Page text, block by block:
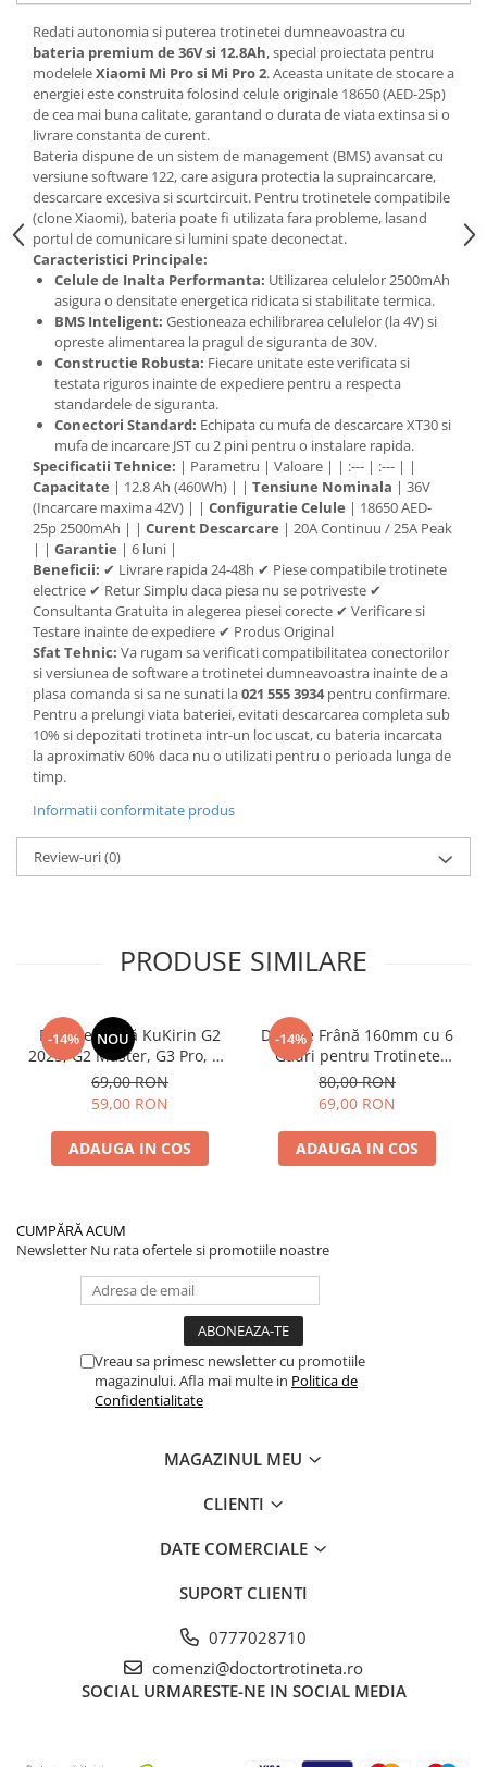
Accesorii
Trotinete electrice
Biciclete Electrice
Anvelope moto
Camere moto
Anvelope ATV
Cauciucuri bicicleta
Anvelope și Camere Utilaje
https://www.doctortrotineta.ro/plata-
tbi?
forceOriginalForEdit=1&preview=00681
Redati autonomia si puterea trotinetei dumneavoastra cu
bateria premium de 36V si 12.8Ah, special proiectata pentru
modeleleXiaomi Mi Pro si Mi Pro 2. Aceasta unitate de stocare a
energiei este construita folosind celule originale 18650 (AED-25p)
de cea mai buna calitate, garantand o durata de viata extinsa si o
livrare constanta de curent.
Bateria dispune de un sistem de management (BMS) avansat cu
versiune software 122, care asigura protectia la supraincarcare,
descarcare excesiva si scurtcircuit. Pentru trotinetele compatibile
(clone Xiaomi), bateria poate fi utilizata fara probleme, lasand
portul de comunicare si lumini spate deconectat.
Caracteristici Principale:
Celule de Inalta Performanta: Utilizarea celulelor 2500mAh
asigura o densitate energetica ridicata si stabilitate termica.
BMS Inteligent: Gestioneaza echilibrarea celulelor (la 4V) si
opreste alimentarea la pragul de siguranta de 30V.
Constructie Robusta: Fiecare unitate este verificata si
testata riguros inainte de expediere pentru a respecta
standardele de siguranta.
Conectori Standard: Echipata cu mufa de descarcare XT30 si
mufa de incarcare JST cu 2 pini pentru o instalare rapida.
Specificatii Tehnice: | Parametru | Valoare | | :--- | :--- | |
Capacitate | 12.8 Ah (460Wh) | | Tensiune Nominala | 36V
(Incarcare maxima 42V) | | Configuratie Celule | 18650 AED-
25p 2500mAh | | Curent Descarcare | 20A Continuu / 25A Peak
| | Garantie | 6 luni |
Beneficii: ✔ Livrare rapida 24-48h ✔ Piese compatibile trotinete
electrice ✔ Retur Simplu daca piesa nu se potriveste ✔
Consultanta Gratuita in alegerea piesei corecte ✔ Verificare si
Testare inainte de expediere ✔ Produs Original
Sfat Tehnic: Va rugam sa verificati compatibilitatea conectorilor
si versiunea de software a trotinetei dumneavoastra inainte de a
plasa comanda si sa ne sunati la021 555 3934pentru confirmare.
Pentru a prelungi viata bateriei, evitati descarcarea completa sub
10% si depozitati trotineta intr-un loc uscat, cu bateria incarcata
la aproximativ 60% daca nu o utilizati pentru o perioada lunga de
timp.
Informatii conformitate produs
Review-uri(0)
PRODUSE SIMILARE
-14% NOU
Plăcuțe Frână KuKirin G2
2025, G2 Master, G3 Pro, G4
– Set 2 Bucăți (Față sau
Spate) Premium
69,00 RON
59,00 RON
ADAUGA IN COS
-14%
Disc de Frână 160mm cu 6
Găuri pentru Trotinete
Electrice KuKirin G4 (Model
2025) și KuKirin G2 –
Performanță Premium
80,00 RON
69,00 RON
ADAUGA IN COS
CUMPĂRĂ ACUM
Newsletter Nu rata ofertele si promotiile noastre
Vreau sa primesc newsletter cu promotiile
magazinului. Afla mai multe in Politica de
Confidentialitate
MAGAZINUL MEU
CLIENTI
DATE COMERCIALE
SUPORT CLIENTI
0777028710
comenzi@doctortrotineta.ro
SOCIAL URMARESTE-NE IN SOCIAL MEDIA